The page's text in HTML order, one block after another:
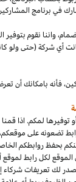
في برنامج
واننا نقوم بتوفير
أي شركة (حتى ولو
فأنه بامكانكأن
توفيرها لمكم. اذا
تضعونه على موقعكم،
بحفظ روابطكم
لكل رابط
لك تعريفات